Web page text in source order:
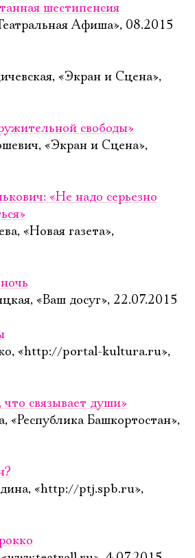
шестипенсия
Афиша», 08.2015
«Экран и Сцена»,
свободы»
«Экран и Сцена»,
«Не надо серьезно
«Новая газета»,
«Ваш досуг», 22.07.2015
«http://portal-kultura.ru»,
связывает души»
«Республика Башкортостан»,
«http://ptj.spb.ru»,